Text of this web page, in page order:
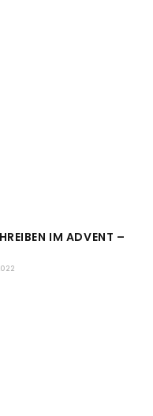
IM ADVENT –